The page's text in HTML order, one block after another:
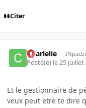
Citer
Charlelie
Posté(e) le 25 juillet
Et le gestionnaire de
veux peut etre te dire